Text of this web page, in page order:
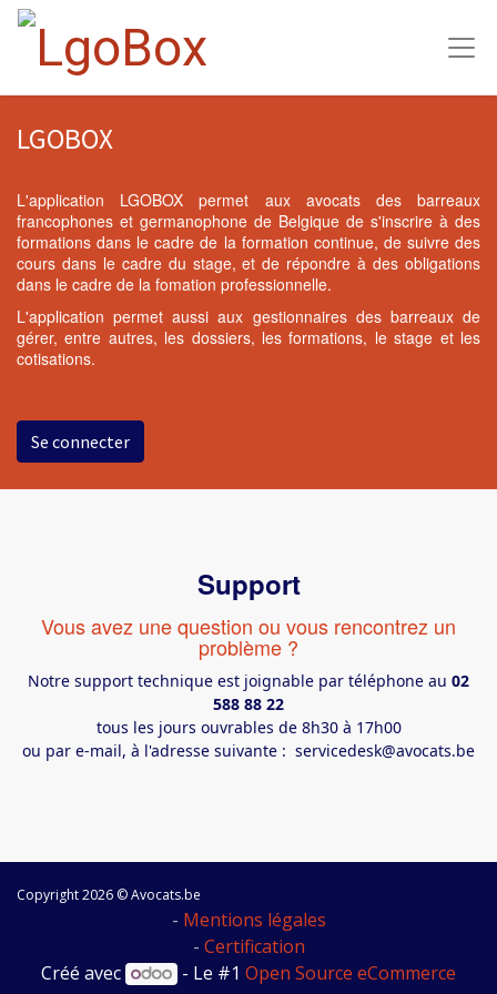
LGOBOX
L'application LGOBOX permet aux avocats des barreaux
francophones et germanophone de Belgique de s'inscrire à des
formations dans le cadre de la formation continue, de suivre des
cours dans le cadre du stage, et de répondre à des obligations
dans le cadre de la fomation professionnelle.
L'application permet aussi aux gestionnaires des barreaux de
gérer, entre autres, les dossiers, les formations, le stage et les
cotisations.
Se connecter
Support
Vous avez une question ou vous rencontrez un
problème ?
Notre support technique est joignable par téléphone au 02
588 88 22
tous les jours ouvrables de 8h30 à 17h00
ou par e-mail, à l'adresse suivante : servicedesk@avocats.be
Copyright 2026 © Avocats.be
- Mentions légales
- Certification
Créé avec
- Le #1 Open Source eCommerce